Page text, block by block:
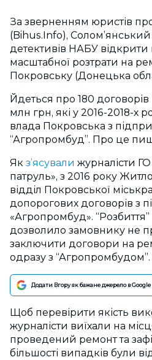
За зверненням юристів
(Bihus.Info), Солом’янський
детективів НАБУ
масштабної розтрати на
Покровську (Донецька
Йдеться про 180
млн грн, які у 2016-2018-х
влада Покровська з
“Агропромбуд”. Про це
Як з’ясували журналісти
патруль», з 2016 року
відділ Покровської
допорогових договорів з
«Агропромбуд».
дозволило замовнику не
заключити договори на
одразу з “Агропромбудом”.
Додати Вгору як бажане джерело в Google
Щоб перевірити якість
журналісти виїхали на
проведений ремонт та
більшості випадків були